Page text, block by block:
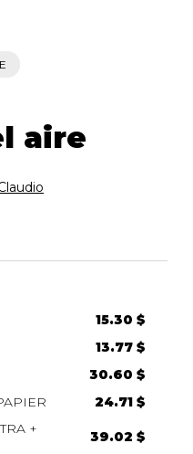
aire
15.30 $
13.77 $
30.60 $
24.71 $
+
39.02 $